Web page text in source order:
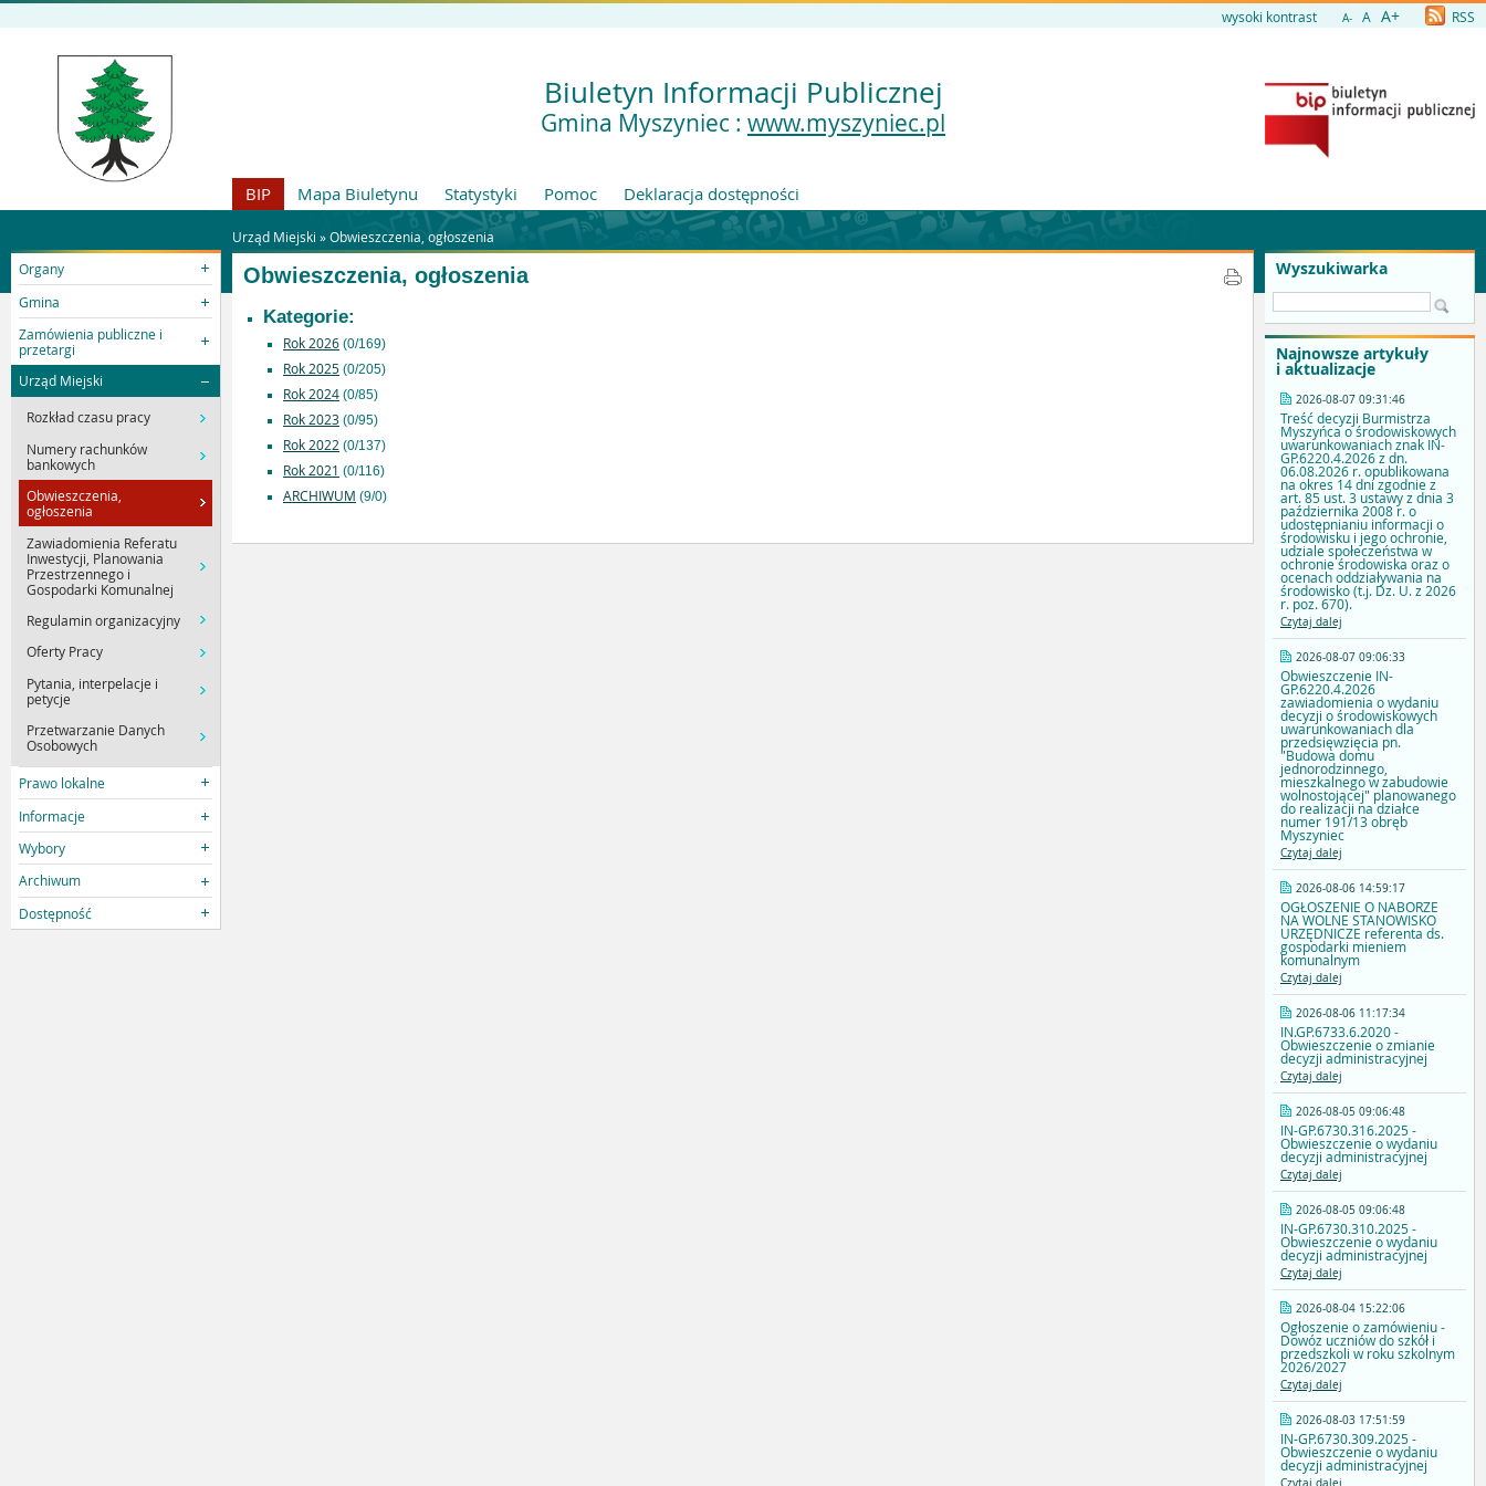
wysoki kontrast A- A A+ RSS
Biuletyn Informacji Publicznej
Gmina Myszyniec : www.myszyniec.pl
BIP Mapa Biuletynu Statystyki Pomoc Deklaracja dostępności
Urząd Miejski »Obwieszczenia, ogłoszenia
Organy
Gmina
Zamówienia publiczne i
przetargi
Urząd Miejski
Rozkład czasu pracy
Numery rachunków
bankowych
Obwieszczenia,
ogłoszenia
Zawiadomienia Referatu
Inwestycji, Planowania
Przestrzennego i
Gospodarki Komunalnej
Regulamin organizacyjny
Oferty Pracy
Pytania, interpelacje i
petycje
Przetwarzanie Danych
Osobowych
Prawo lokalne
Informacje
Wybory
Archiwum
Dostępność
Wyszukiwarka
Najnowsze artykuły
i aktualizacje
2026-08-07 09:31:46
Treść decyzji Burmistrza
Myszyńca o środowiskowych
uwarunkowaniach znak IN-
GP.6220.4.2026 z dn.
06.08.2026 r. opublikowana
na okres 14 dni zgodnie z
art. 85 ust. 3 ustawy z dnia 3
października 2008 r. o
udostępnianiu informacji o
środowisku i jego ochronie,
udziale społeczeństwa w
ochronie środowiska oraz o
ocenach oddziaływania na
środowisko (t.j. Dz. U. z 2026
r. poz. 670).
Czytaj dalej
2026-08-07 09:06:33
Obwieszczenie IN-
GP.6220.4.2026
zawiadomienia o wydaniu
decyzji o środowiskowych
uwarunkowaniach dla
przedsięwzięcia pn.
"Budowa domu
jednorodzinnego,
mieszkalnego w zabudowie
wolnostojącej" planowanego
do realizacji na działce
numer 191/13 obręb
Myszyniec
Czytaj dalej
2026-08-06 14:59:17
OGŁOSZENIE O NABORZE
NA WOLNE STANOWISKO
URZĘDNICZE referenta ds.
gospodarki mieniem
komunalnym
Czytaj dalej
2026-08-06 11:17:34
IN.GP.6733.6.2020 -
Obwieszczenie o zmianie
decyzji administracyjnej
Czytaj dalej
2026-08-05 09:06:48
IN-GP.6730.316.2025 -
Obwieszczenie o wydaniu
decyzji administracyjnej
Czytaj dalej
2026-08-05 09:06:48
IN-GP.6730.310.2025 -
Obwieszczenie o wydaniu
decyzji administracyjnej
Czytaj dalej
2026-08-04 15:22:06
Ogłoszenie o zamówieniu -
Dowóz uczniów do szkół i
przedszkoli w roku szkolnym
2026/2027
Czytaj dalej
2026-08-03 17:51:59
IN-GP.6730.309.2025 -
Obwieszczenie o wydaniu
decyzji administracyjnej
Obwieszczenia, ogłoszenia
Kategorie:
Rok 2026 (0/169)
Rok 2025 (0/205)
Rok 2024 (0/85)
Rok 2023 (0/95)
Rok 2022 (0/137)
Rok 2021 (0/116)
ARCHIWUM (9/0)